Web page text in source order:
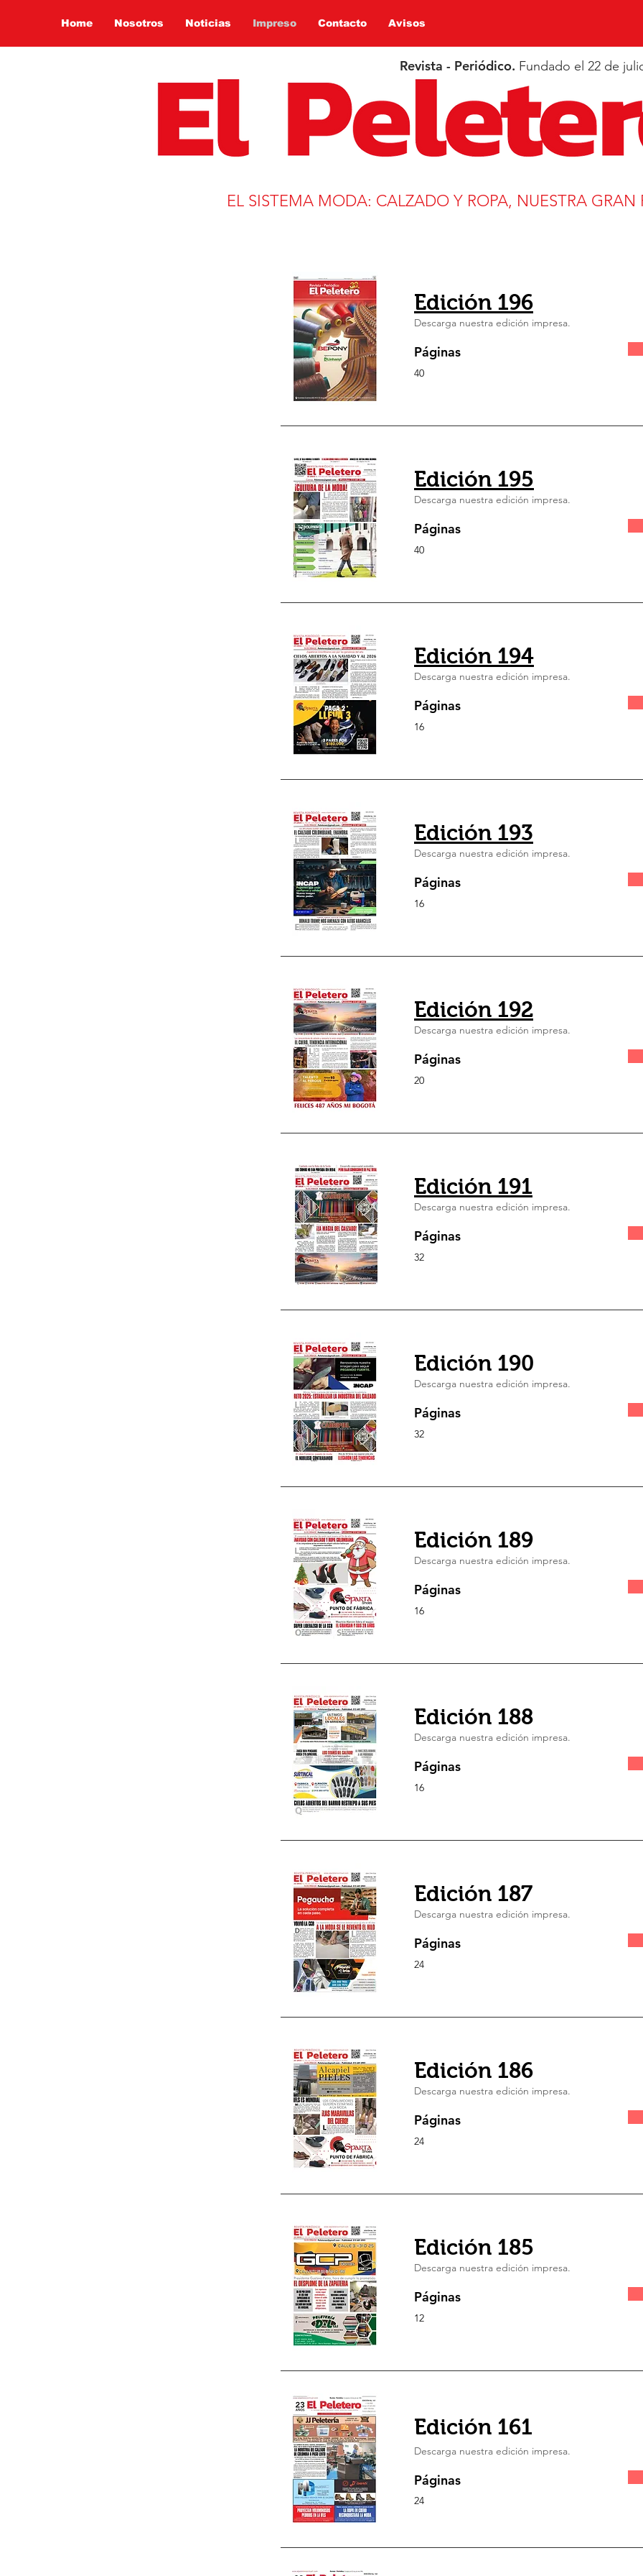
Home Nosotros Noticias Impreso Contacto Avisos
Revista - Periódico. Fundado el 22 de
EL SISTEMA MODA: CALZADO Y ROPA, NUESTRA GRAN
Edición 196
Descarga nuestra edición impresa.
Páginas
40
Edición 195
Descarga nuestra edición impresa.
Páginas
40
Edición 194
Descarga nuestra edición impresa.
Páginas
16
Edición 193
Descarga nuestra edición impresa.
Páginas
16
Edición 192
Descarga nuestra edición impresa.
Páginas
20
Edición 191
Descarga nuestra edición impresa.
Páginas
32
Edición 190
Descarga nuestra edición impresa.
Páginas
32
Edición 189
Descarga nuestra edición impresa.
Páginas
16
Edición 188
Descarga nuestra edición impresa.
Páginas
16
Edición 187
Descarga nuestra edición impresa.
Páginas
24
Edición 186
Descarga nuestra edición impresa.
Páginas
24
Edición 185
Descarga nuestra edición impresa.
Páginas
12
Edición 161
Descarga nuestra edición impresa.
Páginas
24